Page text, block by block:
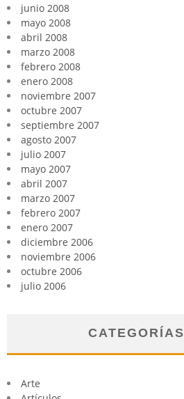
junio 2008
mayo 2008
abril 2008
marzo 2008
febrero 2008
enero 2008
noviembre 2007
octubre 2007
septiembre 2007
agosto 2007
julio 2007
mayo 2007
abril 2007
marzo 2007
febrero 2007
enero 2007
diciembre 2006
noviembre 2006
octubre 2006
julio 2006
CATEGORÍAS
Arte